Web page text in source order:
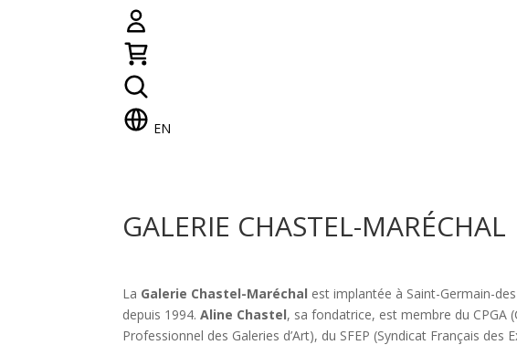
EN
GALERIE CHASTEL-MARÉCHAL
La Galerie Chastel-Maréchal est implantée à Saint-Germain-
depuis 1994.Aline Chastel, sa fondatrice, est membre du CPGA
Professionnel des Galeries d’Art), du SFEP (Syndicat Français des